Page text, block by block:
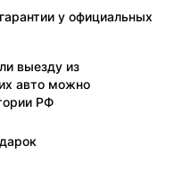
у официальных
выезду из
авто можно
РФ